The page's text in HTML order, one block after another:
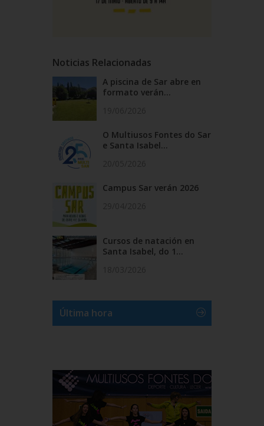
Noticias Relacionadas
A piscina de Sar abre en
formato verán...
O Multiusos Fontes do Sar
e Santa Isabel...
Campus Sar verán 2026
Cursos de natación en
Santa Isabel, do 1...
Última hora